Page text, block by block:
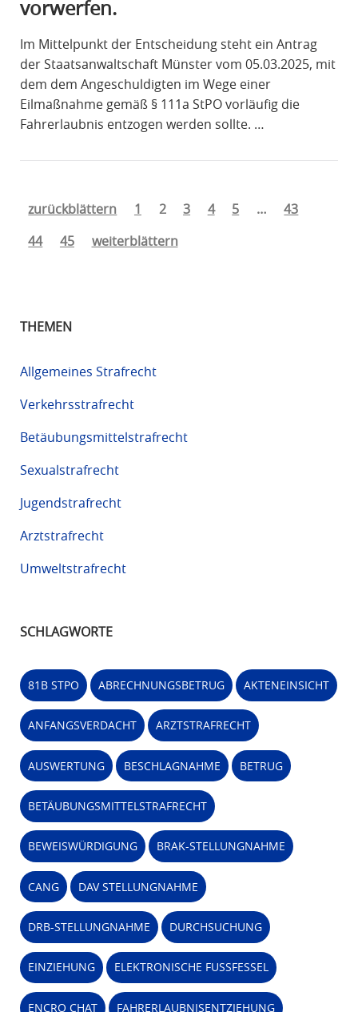
vorwerfen.
Im Mittelpunkt der Entscheidung steht ein Antrag
der Staatsanwaltschaft Münster vom 05.03.2025, mit
dem dem Angeschuldigten im Wege einer
Eilmaßnahme gemäß § 111a StPO vorläufig die
Fahrerlaubnis entzogen werden sollte. …
zurückblättern 1 2 3 4 5 …
43
44
45 weiterblättern
THEMEN
Allgemeines Strafrecht
Verkehrsstrafrecht
Betäubungsmittelstrafrecht
Sexualstrafrecht
Jugendstrafrecht
Arztstrafrecht
Umweltstrafrecht
SCHLAGWORTE
81B STPO ABRECHNUNGSBETRUG AKTENEINSICHT
ANFANGSVERDACHT ARZTSTRAFRECHT
AUSWERTUNG BESCHLAGNAHME BETRUG
BETÄUBUNGSMITTELSTRAFRECHT
BEWEISWÜRDIGUNG BRAK-STELLUNGNAHME
CANG DAV STELLUNGNAHME
DRB-STELLUNGNAHME DURCHSUCHUNG
EINZIEHUNG ELEKTRONISCHE FUSSFESSEL
ENCRO CHAT FAHRERLAUBNISENTZIEHUNG